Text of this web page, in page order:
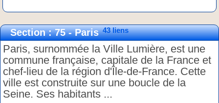
Section : 75 - Paris 43 liens
Paris, surnommée la Ville Lumière, est une
commune française, capitale de la France et
chef-lieu de la région d'Île-de-France. Cette
ville est construite sur une boucle de la
Seine. Ses habitants ...